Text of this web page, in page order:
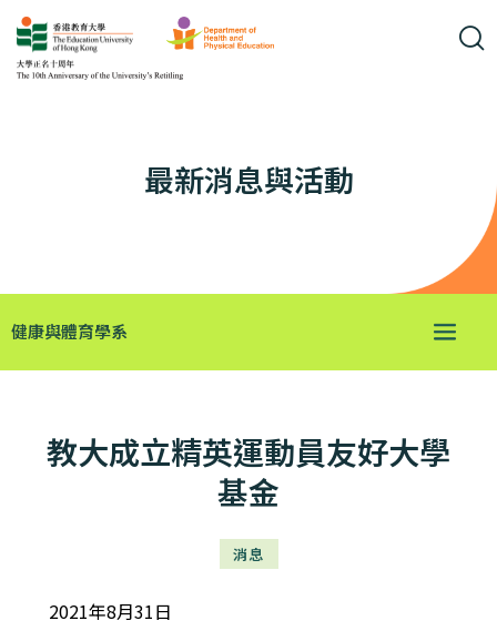
最新消息與活動
健康與體育學系
教大成立精英運動員友好大學
基金
消息
2021年8月31日